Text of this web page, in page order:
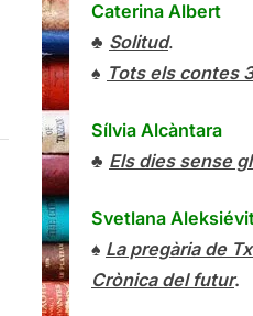
Caterina Albert
♣ Solitud.
♠ Tots els contes 3
Sílvia Alcàntara
♣ Els dies sense
Svetlana
♠ La pregària de
Crònica del futur.